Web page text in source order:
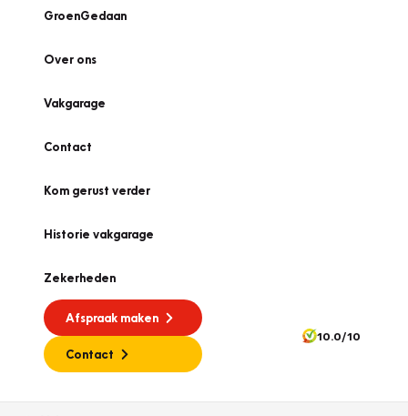
GroenGedaan
Over ons
Vakgarage
Contact
Kom gerust verder
Historie vakgarage
Zekerheden
Afspraak maken
Contact
10.0/10